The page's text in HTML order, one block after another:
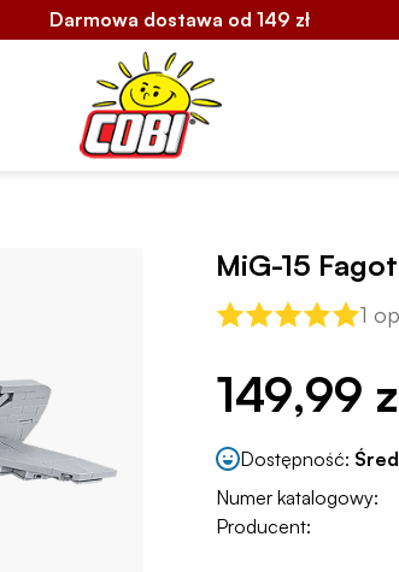
Darmowa dostawa od 149 zł
MiG-15 Fagot
1
149,99
Dostępność:
Numer katalogowy:
Producent: